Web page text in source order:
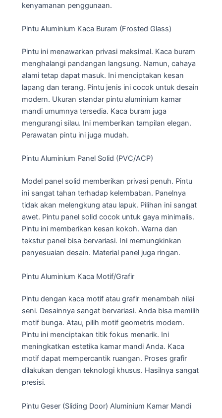
kenyamanan penggunaan.
Pintu Aluminium Kaca Buram (Frosted Glass)
Pintu ini menawarkan privasi maksimal. Kaca buram
menghalangi pandangan langsung. Namun, cahaya
alami tetap dapat masuk. Ini menciptakan kesan
lapang dan terang. Pintu jenis ini cocok untuk desain
modern. Ukuran standar pintu aluminium kamar
mandi umumnya tersedia. Kaca buram juga
mengurangi silau. Ini memberikan tampilan elegan.
Perawatan pintu ini juga mudah.
Pintu Aluminium Panel Solid (PVC/ACP)
Model panel solid memberikan privasi penuh. Pintu
ini sangat tahan terhadap kelembaban. Panelnya
tidak akan melengkung atau lapuk. Pilihan ini sangat
awet. Pintu panel solid cocok untuk gaya minimalis.
Pintu ini memberikan kesan kokoh. Warna dan
tekstur panel bisa bervariasi. Ini memungkinkan
penyesuaian desain. Material panel juga ringan.
Pintu Aluminium Kaca Motif/Grafir
Pintu dengan kaca motif atau grafir menambah nilai
seni. Desainnya sangat bervariasi. Anda bisa memilih
motif bunga. Atau, pilih motif geometris modern.
Pintu ini menciptakan titik fokus menarik. Ini
meningkatkan estetika kamar mandi Anda. Kaca
motif dapat mempercantik ruangan. Proses grafir
dilakukan dengan teknologi khusus. Hasilnya sangat
presisi.
Pintu Geser (Sliding Door) Aluminium Kamar Mandi